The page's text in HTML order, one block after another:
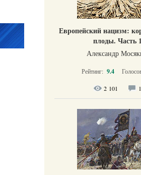
Европейский нацизм:
плоды. Часть 1
Александр
Рейтинг: 9.4
2 101 1